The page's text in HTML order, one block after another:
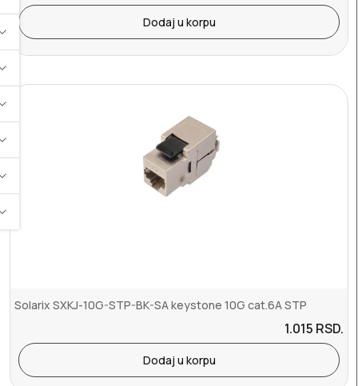
Dodaj u korpu
Solarix SXKJ-10G-STP-BK-SA keystone 10G cat.6A STP
1.015 RSD.
Dodaj u korpu